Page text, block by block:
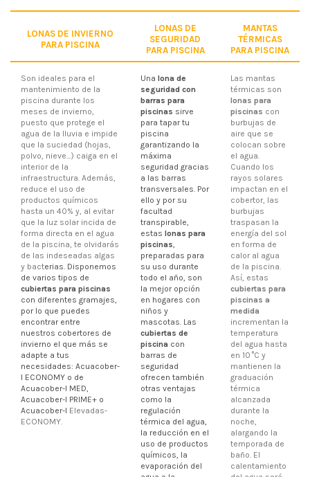
LONAS DE INVIERNO
PARA PISCINA
LONAS DE
SEGURIDAD
PARA PISCINA
MANTAS
TÉRMICAS
PARA PISCINA
Son ideales para el
mantenimiento de la
piscina durante los
meses de invierno,
puesto que protege el
agua de la lluvia e impide
que la suciedad (hojas,
polvo, nieve…) caiga en el
interior de la
infraestructura. Además,
reduce el uso de
productos químicos
hasta un 40% y, al evitar
que la luz solar incida de
forma directa en el agua
de la piscina, te olvidarás
de las indeseadas algas
y bacterias. Disponemos
de varios tipos de
cubiertas para piscinas
con diferentes gramajes,
por lo que puedes
encontrar entre
nuestros cobertores de
invierno el que más se
adapte a tus
necesidades: Acuacober-
I ECONOMY o de
Acuacober-I MED,
Acuacober-I PRIME+ o
Acuacober-I Elevadas-
ECONOMY.
Una lona de
seguridad con
barras para
piscinas sirve
para tapar tu
piscina
garantizando la
máxima
seguridad gracias
a las barras
transversales. Por
ello y por su
facultad
transpirable,
estas lonas para
piscinas,
preparadas para
su uso durante
todo el año, son
la mejor opción
en hogares con
niños y
mascotas. Las
cubiertas de
piscina con
barras de
seguridad
ofrecen también
otras ventajas
como la
regulación
térmica del agua,
la reducción en el
uso de productos
químicos, la
evaporación del
Las mantas
térmicas son
lonas para
piscinas con
burbujas de
aire que se
colocan sobre
el agua.
Cuando los
rayos solares
impactan en el
cobertor, las
burbujas
traspasan la
energía del sol
en forma de
calor al agua
de la piscina.
Así, estas
cubiertas para
piscinas a
medida
incrementan la
temperatura
del agua hasta
en 10 °C y
mantienen la
graduación
térmica
alcanzada
durante la
noche,
alargando la
temporada de
baño. El
calentamiento